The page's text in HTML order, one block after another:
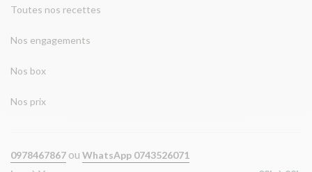
Toutes nos recettes
Nos engagements
Nos box
Nos prix
0978467867 ou WhatsApp 0743526071